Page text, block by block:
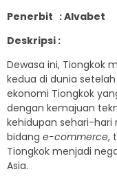
Penerbit : Alvabet
Deskripsi :
Dewasa ini, Tiongkok
kedua di dunia
ekonomi Tiongkok
dengan kemajuan
kehidupan sehari-hari
bidang e-commerce,
Tiongkok menjadi
Asia.